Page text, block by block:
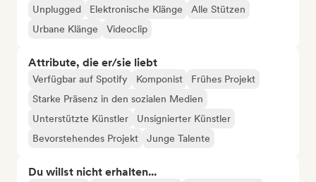
Unplugged Elektronische Klänge
Alle Stützen
Urbane Klänge
Videoclip
Attribute, die er/sie liebt
Verfügbar auf Spotify Komponist
Frühes Projekt
Starke Präsenz in den sozialen Medien
Unterstützte Künstler
Unsignierter Künstler
Bevorstehendes Projekt
Junge Talente
Du willst nicht erhalten...